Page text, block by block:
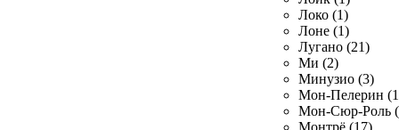
Локо (1)
Лоне (1)
Лугано (21)
Ми (2)
Минузио (3)
Мон-Пелерин
Мон-Сюр-Роль
Монтрё (17)